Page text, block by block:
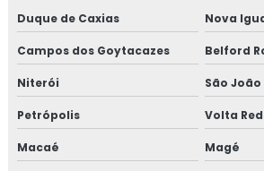
Consultoria em FSSC 22000
Consultoria em gestão de
Consultoria em global market
Duque de Caxias Nova
Campos dos Goytacazes Belford
Niterói São
Petrópolis Volta
Macaé Magé